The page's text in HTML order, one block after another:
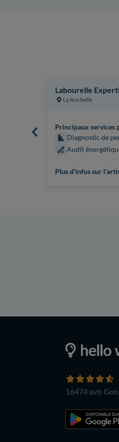
Labourelle
La Rochelle
Principaux services
Diagnostic de
Audit
Plus d'infos sur
16474 avis